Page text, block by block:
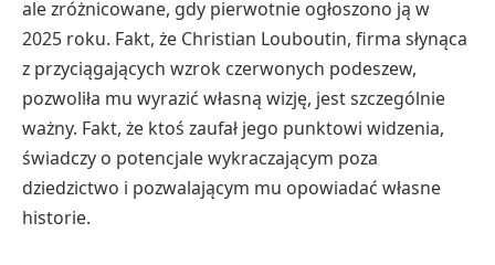
ale zróżnicowane, gdy pierwotnie ogłoszono ją w
2025 roku. Fakt, że Christian Louboutin, firma słynąca
z przyciągających wzrok czerwonych podeszew,
pozwoliła mu wyrazić własną wizję, jest szczególnie
ważny. Fakt, że ktoś zaufał jego punktowi widzenia,
świadczy o potencjale wykraczającym poza
dziedzictwo i pozwalającym mu opowiadać własne
historie.